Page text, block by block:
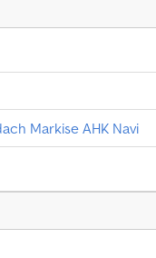
Markise AHK Navi